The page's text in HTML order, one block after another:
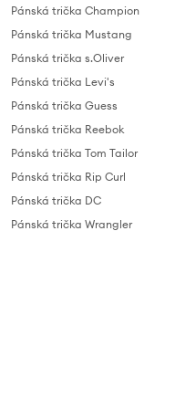
Pánská trička Champion
Pánská trička Mustang
Pánská trička s.Oliver
Pánská trička Levi's
Pánská trička Guess
Pánská trička Reebok
Pánská trička Tom Tailor
Pánská trička Rip Curl
Pánská trička DC
Pánská trička Wrangler